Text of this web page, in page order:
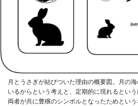
月とうさぎが結びついた理由の概要図。月の
いるからという考えと、定期的に現れるという
両者が共に豊穣のシンボルとなったためとい